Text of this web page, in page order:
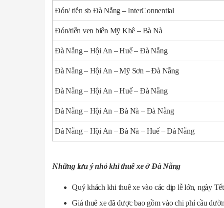
Đón/ tiễn sb Đà Nẵng – InterConnential
Đón/tiễn ven biển Mỹ Khê – Bà Nà
Đà Nẵng – Hội An – Huế – Đà Nẵng
Đà Nẵng – Hội An – Mỹ Sơn – Đà Nẵng
Đà Nẵng – Hội An – Huế – Đà Nẵng
Đà Nẵng – Hội An – Bà Nà – Đà Nẵng
Đà Nẵng – Hội An – Bà Nà – Huế – Đà Nẵng
Những lưu ý nhỏ khi thuê xe ở Đà Nẵng
Quý khách khi thuê xe vào các dịp lễ lớn, ngày
Giá thuê xe đã được bao gồm vào chi phí cầu